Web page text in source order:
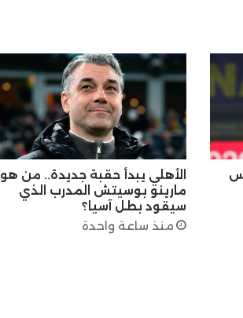
الأهلي يبدأ حقبة جديدة.. من هو
مارينو بوسيتش المدرب الذي
سيقود بطل آسيا؟
منذ ساعة واحدة